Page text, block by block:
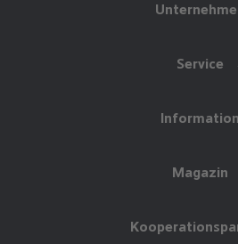
Service
Information
Magazin